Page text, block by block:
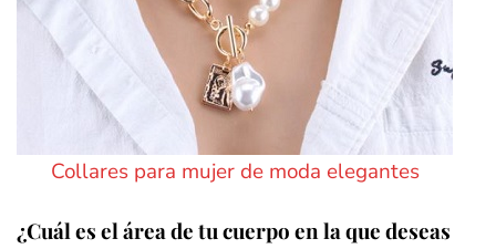
Collares para mujer de moda elegantes
¿Cuál es el área de tu cuerpo en la que deseas